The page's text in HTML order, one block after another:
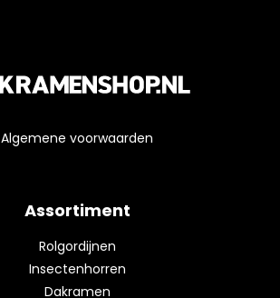
Algemene voorwaarden
Assortiment
Rolgordijnen
Insectenhorren
Dakramen